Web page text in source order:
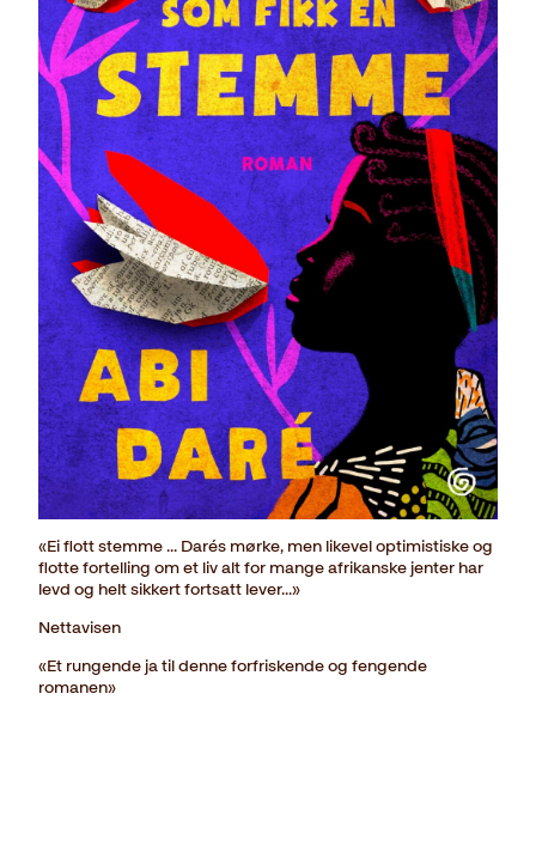
«Ei flott stemme ... Darés mørke, men likevel optimistiske og
flotte fortelling om et liv alt for mange afrikanske jenter har
levd og helt sikkert fortsatt lever...»
Nettavisen
«Et rungende ja til denne forfriskende og fengende
romanen»